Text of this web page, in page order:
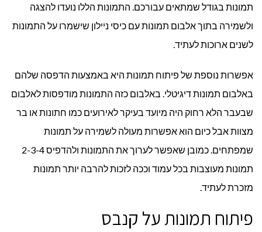
תמונות בגודל שמתאים עבורכם. התמונות הללו נועדו להצגה
ולשמירה בתוך אלבום תמונות עם כיסי ניילון שישמרו על התמונות
לשנים ארוכות לעתיד.
אפשרות נוספת של פיתוח תמונות היא באמצעות הדפסה שלהם
באלבום תמונות דיגיטלי. באלבום כזה התמונות מודפסות לאלבום
שבעבר הלא רחוק היה מיועד בעיקר לאירועים כמו חתונות או בר
מצוות אבל כיום הוא אפשרות מעולה לשמירה על תמונות
שמפתחים. כמובן שאפשר לערוך את התמונות ולהדפיס 2-3-4
תמונות מעוצבות בכל עמוד וככה לזכות להרבה יותר תמונות
מזכרת לעתיד.
פיתוח תמונות על קנבס